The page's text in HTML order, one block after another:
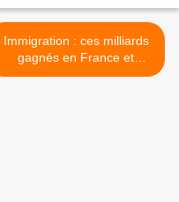
Immigration : ces milliards
gagnés en France et
renvoyés au pays d’origine